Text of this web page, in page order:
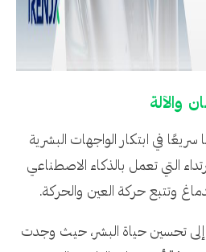
والآلة
في ابتكار الواجهات البشرية
التي تعمل بالذكاء الاصطناعي
وتتبع حركة العين والحركة.
تحسين حياة البشر، حيث وجدت